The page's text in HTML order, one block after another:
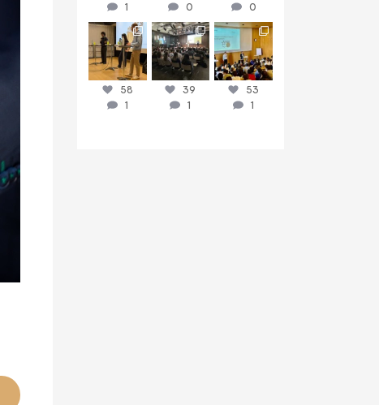
1
0
0
discussit_ch
Juni 3
58
1
discussit_ch
Mai 26
39
1
discussit_ch
Mai 19
53
1